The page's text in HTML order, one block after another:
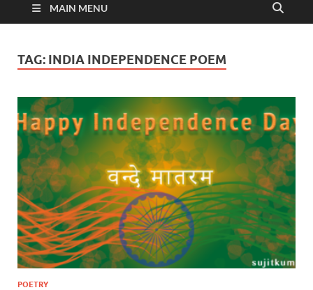
MAIN MENU
TAG: INDIA INDEPENDENCE POEM
POETRY